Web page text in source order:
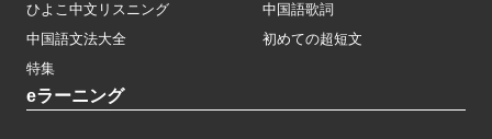
ひよこ中文リスニング
中国語歌詞
中国語文法大全
初めての超短文
特集
eラーニング